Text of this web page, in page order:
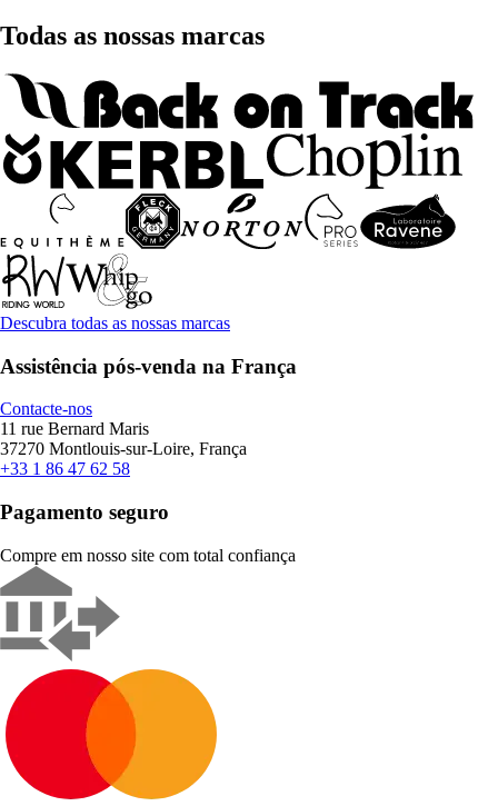
Todas as nossas marcas
Descubra todas as nossas marcas
Assistência pós-venda na França
Contacte-nos
11 rue Bernard Maris
37270 Montlouis-sur-Loire, França
+33 1 86 47 62 58
Pagamento seguro
Compre em nosso site com total confiança